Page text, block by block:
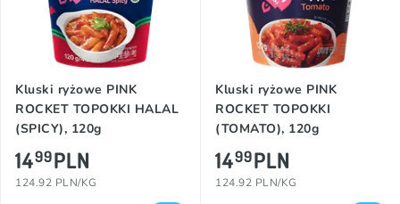
Kluski ryżowe PINK
ROCKET TOPOKKI HALAL
(SPICY), 120g
1499PLN
124.92 PLN/KG
Kluski ryżowe PINK
ROCKET TOPOKKI
(TOMATO), 120g
1499PLN
124.92 PLN/KG